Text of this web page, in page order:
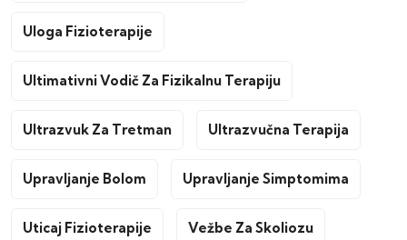
Uloga Fizioterapije
Ultimativni Vodič Za Fizikalnu Terapiju
Ultrazvuk Za Tretman Ultrazvučna Terapija
Upravljanje Bolom Upravljanje Simptomima
Uticaj Fizioterapije Vežbe Za Skoliozu